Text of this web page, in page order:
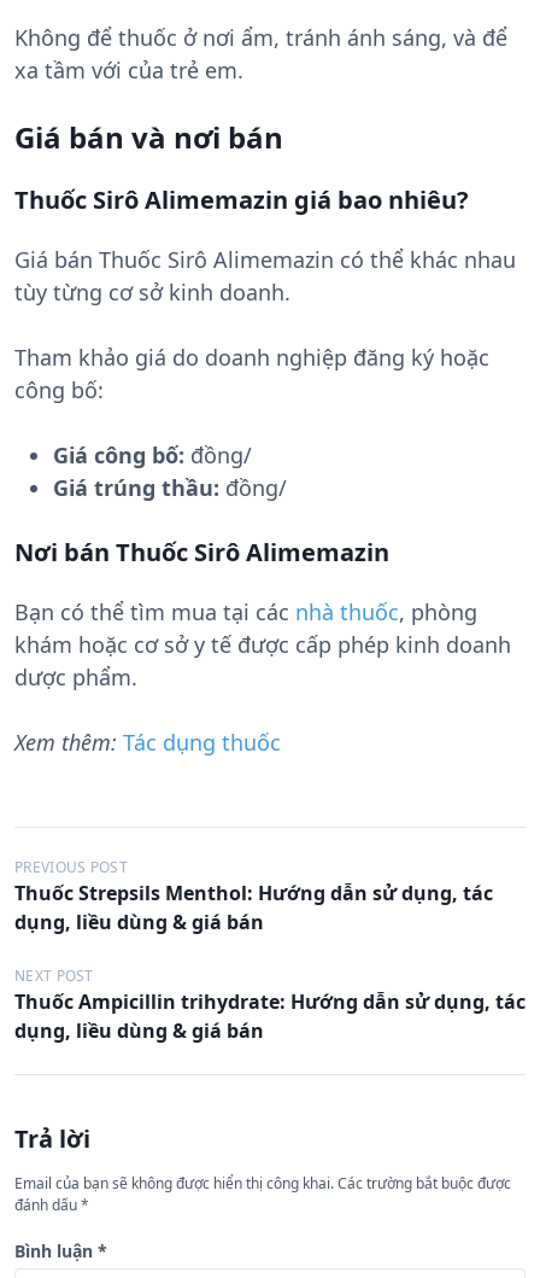
Không để thuốc ở nơi ẩm, tránh ánh sáng, và để
xa tầm với của trẻ em.
Giá bán và nơi bán
Thuốc Sirô Alimemazin giá bao nhiêu?
Giá bán Thuốc Sirô Alimemazin có thể khác nhau
tùy từng cơ sở kinh doanh.
Tham khảo giá do doanh nghiệp đăng ký hoặc
công bố:
Giá công bố: đồng/
Giá trúng thầu: đồng/
Nơi bán Thuốc Sirô Alimemazin
Bạn có thể tìm mua tại các nhà thuốc, phòng
khám hoặc cơ sở y tế được cấp phép kinh doanh
dược phẩm.
Xem thêm: Tác dụng thuốc
Đ
i
u
h
ư
n
b
à
PREVIOUS POST
Thuốc Strepsils Menthol: Hướng dẫn sử dụng, tác
dụng, liều dùng & giá bán
NEXT POST
Thuốc Ampicillin trihydrate: Hướng dẫn sử dụng, tác
dụng, liều dùng & giá bán
Trả lời
Email của bạn sẽ không được hiển thị công khai.Các trường bắt buộc được
đánh dấu*
Bình luận *